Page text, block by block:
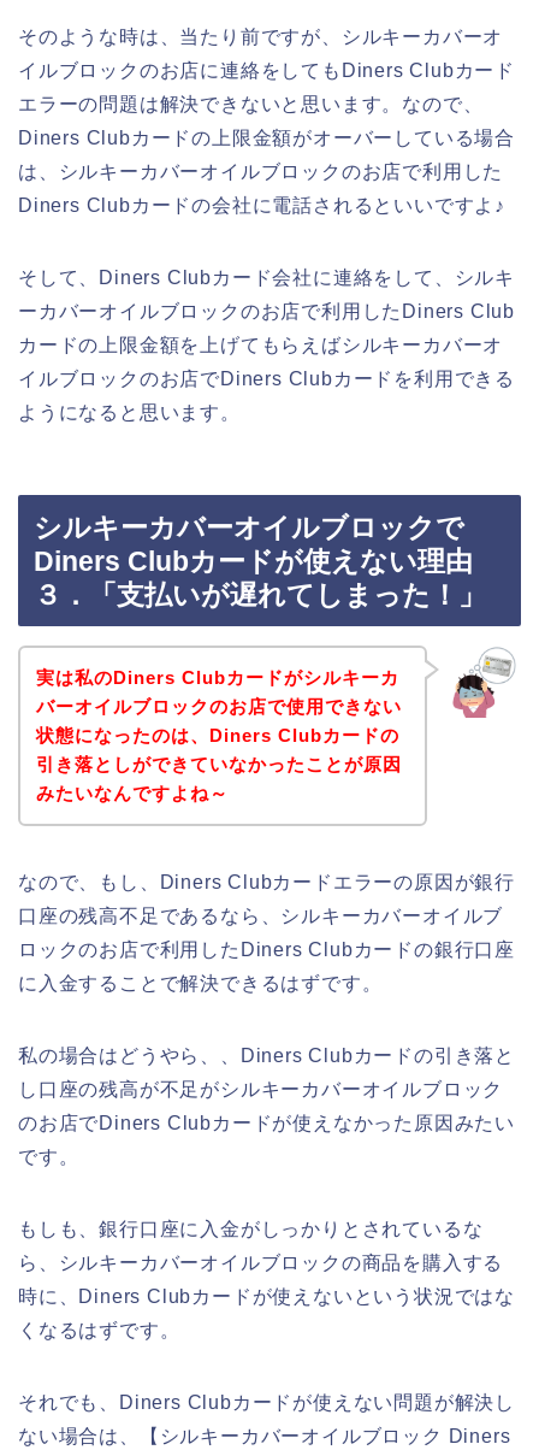
そのような時は、当たり前ですが、シルキーカバーオ
イルブロックのお店に連絡をしてもDiners Clubカード
エラーの問題は解決できないと思います。なので、
Diners Clubカードの上限金額がオーバーしている場合
は、シルキーカバーオイルブロックのお店で利用した
Diners Clubカードの会社に電話されるといいですよ♪
そして、Diners Clubカード会社に連絡をして、シルキ
ーカバーオイルブロックのお店で利用したDiners Club
カードの上限金額を上げてもらえばシルキーカバーオ
イルブロックのお店でDiners Clubカードを利用できる
ようになると思います。
シルキーカバーオイルブロックで
Diners Clubカードが使えない理由
３．「支払いが遅れてしまった！」
実は私のDiners Clubカードがシルキーカ
バーオイルブロックのお店で使用できない
状態になったのは、Diners Clubカードの
引き落としができていなかったことが原因
みたいなんですよね～
なので、もし、Diners Clubカードエラーの原因が銀行
口座の残高不足であるなら、シルキーカバーオイルブ
ロックのお店で利用したDiners Clubカードの銀行口座
に入金することで解決できるはずです。
私の場合はどうやら、、Diners Clubカードの引き落と
し口座の残高が不足がシルキーカバーオイルブロック
のお店でDiners Clubカードが使えなかった原因みたい
です。
もしも、銀行口座に入金がしっかりとされているな
ら、シルキーカバーオイルブロックの商品を購入する
時に、Diners Clubカードが使えないという状況ではな
くなるはずです。
それでも、Diners Clubカードが使えない問題が解決し
ない場合は、【シルキーカバーオイルブロック Diners